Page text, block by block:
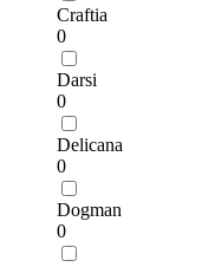
Craftia
0
Darsi
0
Delicana
0
Dogman
0